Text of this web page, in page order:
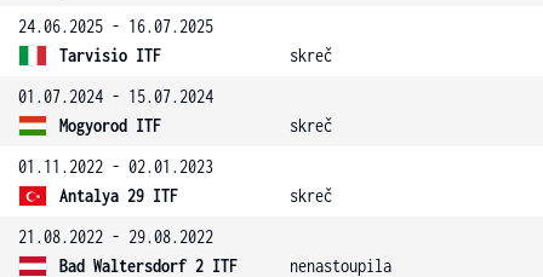
24.06.2025 - 16.07.2025
Tarvisio ITF
skreč
01.07.2024 - 15.07.2024
Mogyorod ITF
skreč
01.11.2022 - 02.01.2023
Antalya 29 ITF
skreč
21.08.2022 - 29.08.2022
Bad Waltersdorf 2 ITF
nenastoupila